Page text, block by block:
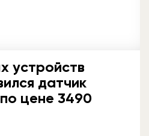
устройств
датчик
цене 3490